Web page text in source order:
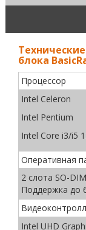
блока
Процессор
Intel Celeron
Intel Pentium
Intel Core i3/i5
Оперативная
2 слота SO-
Поддержка до
Intel UHD